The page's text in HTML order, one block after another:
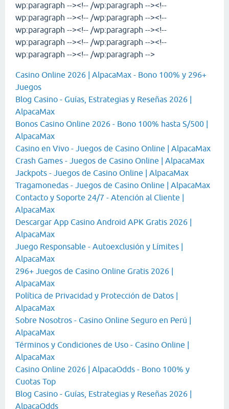
wp:paragraph --><!-- /wp:paragraph --><!--
wp:paragraph --><!-- /wp:paragraph --><!--
wp:paragraph --><!-- /wp:paragraph --><!--
wp:paragraph --><!-- /wp:paragraph --><!--
wp:paragraph --><!-- /wp:paragraph -->
Casino Online 2026 | AlpacaMax - Bono 100% y 296+
Juegos
Blog Casino - Guías, Estrategias y Reseñas 2026 |
AlpacaMax
Bonos Casino Online 2026 - Bono 100% hasta S/500 |
AlpacaMax
Casino en Vivo - Juegos de Casino Online | AlpacaMax
Crash Games - Juegos de Casino Online | AlpacaMax
Jackpots - Juegos de Casino Online | AlpacaMax
Tragamonedas - Juegos de Casino Online | AlpacaMax
Contacto y Soporte 24/7 - Atención al Cliente |
AlpacaMax
Descargar App Casino Android APK Gratis 2026 |
AlpacaMax
Juego Responsable - Autoexclusión y Límites |
AlpacaMax
296+ Juegos de Casino Online Gratis 2026 |
AlpacaMax
Política de Privacidad y Protección de Datos |
AlpacaMax
Sobre Nosotros - Casino Online Seguro en Perú |
AlpacaMax
Términos y Condiciones de Uso - Casino Online |
AlpacaMax
Casino Online 2026 | AlpacaOdds - Bono 100% y
Cuotas Top
Blog Casino - Guías, Estrategias y Reseñas 2026 |
AlpacaOdds